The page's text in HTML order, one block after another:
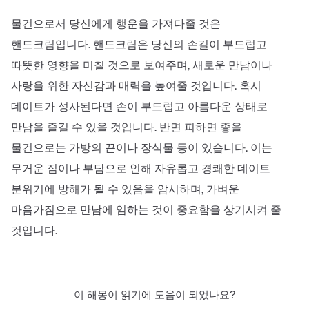
물건으로서 당신에게 행운을 가져다줄 것은
핸드크림입니다. 핸드크림은 당신의 손길이 부드럽고
따뜻한 영향을 미칠 것으로 보여주며, 새로운 만남이나
사랑을 위한 자신감과 매력을 높여줄 것입니다. 혹시
데이트가 성사된다면 손이 부드럽고 아름다운 상태로
만남을 즐길 수 있을 것입니다. 반면 피하면 좋을
물건으로는 가방의 끈이나 장식물 등이 있습니다. 이는
무거운 짐이나 부담으로 인해 자유롭고 경쾌한 데이트
분위기에 방해가 될 수 있음을 암시하며, 가벼운
마음가짐으로 만남에 임하는 것이 중요함을 상기시켜 줄
것입니다.
이 해몽이 읽기에 도움이 되었나요?